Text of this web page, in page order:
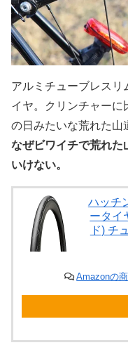
アルミチューブレスリ
イヤ。クリンチャーに
の日みたいな荒れた山
なぜビワイチで荒れた
いけない。
ハッチ
ータイ
ド) チ
Amazonの